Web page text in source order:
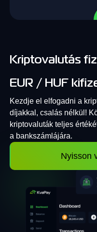
Kriptovalutás
EUR / HUF
Kezdje el elfogadni a
díjakkal, csalás nélkül!
kriptovaluták teljes
a bankszámlájára.
Nyisson